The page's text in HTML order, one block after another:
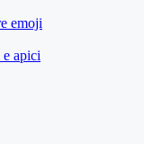
emoji
apici